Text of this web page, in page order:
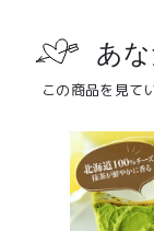
あ
この商品を見て